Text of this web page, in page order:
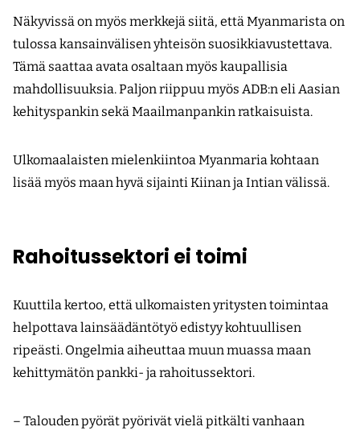
Näkyvissä on myös merkkejä siitä, että Myanmarista on
tulossa kansainvälisen yhteisön suosikkiavustettava.
Tämä saattaa avata osaltaan myös kaupallisia
mahdollisuuksia. Paljon riippuu myös ADB:n eli Aasian
kehityspankin sekä Maailmanpankin ratkaisuista.
Ulkomaalaisten mielenkiintoa Myanmaria kohtaan
lisää myös maan hyvä sijainti Kiinan ja Intian välissä.
Rahoitussektori ei toimi
Kuuttila kertoo, että ulkomaisten yritysten toimintaa
helpottava lainsäädäntötyö edistyy kohtuullisen
ripeästi. Ongelmia aiheuttaa muun muassa maan
kehittymätön pankki- ja rahoitussektori.
– Talouden pyörät pyörivät vielä pitkälti vanhaan